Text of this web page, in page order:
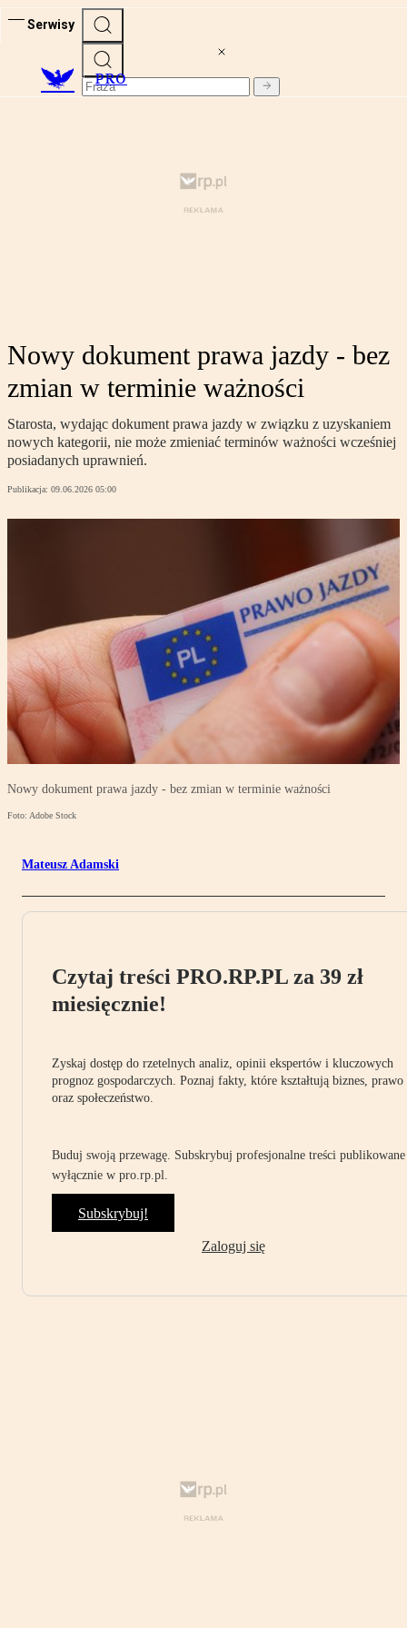
Serwisy
PRO
Nowy dokument prawa jazdy - bez
zmian w terminie ważności
Starosta, wydając dokument prawa jazdy w związku z uzyskaniem
nowych kategorii, nie może zmieniać terminów ważności wcześniej
posiadanych uprawnień.
Publikacja: 09.06.2026 05:00
Nowy dokument prawa jazdy - bez zmian w terminie ważności
Foto: Adobe Stock
Mateusz Adamski
Czytaj treści PRO.RP.PL za 39 zł
miesięcznie!
Zyskaj dostęp do rzetelnych analiz, opinii ekspertów i kluczowych
prognoz gospodarczych. Poznaj fakty, które kształtują biznes, prawo
oraz społeczeństwo.
Buduj swoją przewagę. Subskrybuj profesjonalne treści publikowane
wyłącznie w pro.rp.pl.
Subskrybuj!
Zaloguj się